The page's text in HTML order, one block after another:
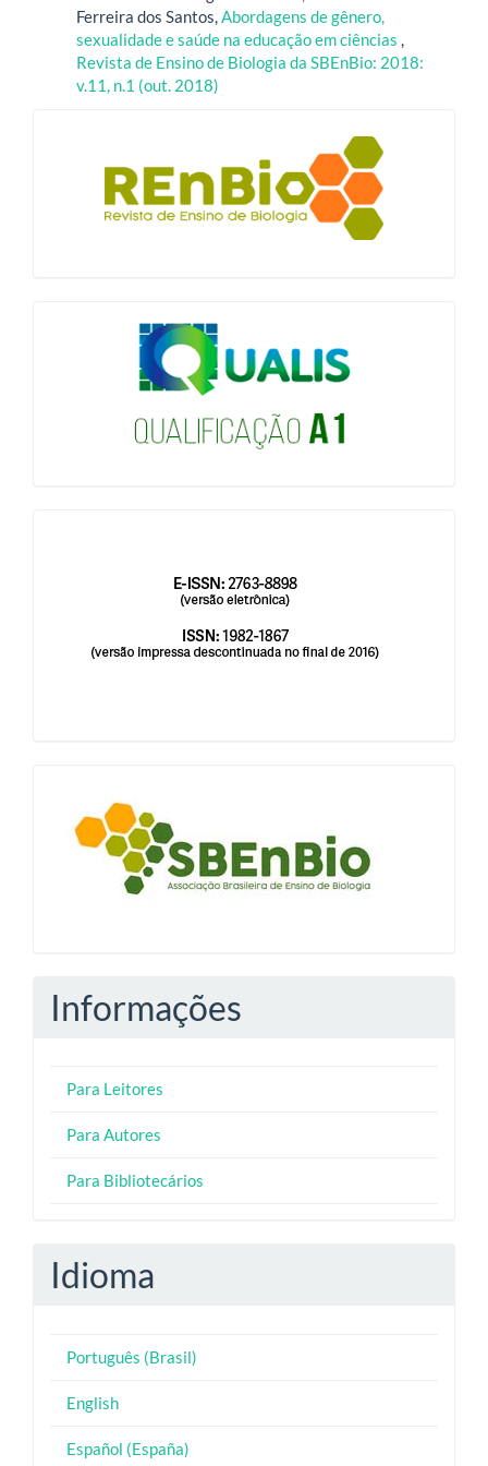
Ferreira dos Santos,Abordagens de gênero,
sexualidade e saúde na educação em ciências ,
Revista de Ensino de Biologia da SBEnBio: 2018:
v.11, n.1 (out. 2018)
blocologosbenbio
Informações
Para Leitores
Para Autores
Para Bibliotecários
Idioma
Português (Brasil)
English
Español (España)